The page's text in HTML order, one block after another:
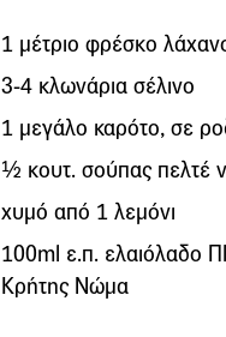
1 μέτριο φρέσκο
3-4 κλωνάρια σέλινο
1 μεγάλο καρότο, σε
½ κουτ. σούπας πελτέ
χυμό από 1 λεμόνι
100ml ε.π. ελαιόλαδο
Κρήτης Νώμα